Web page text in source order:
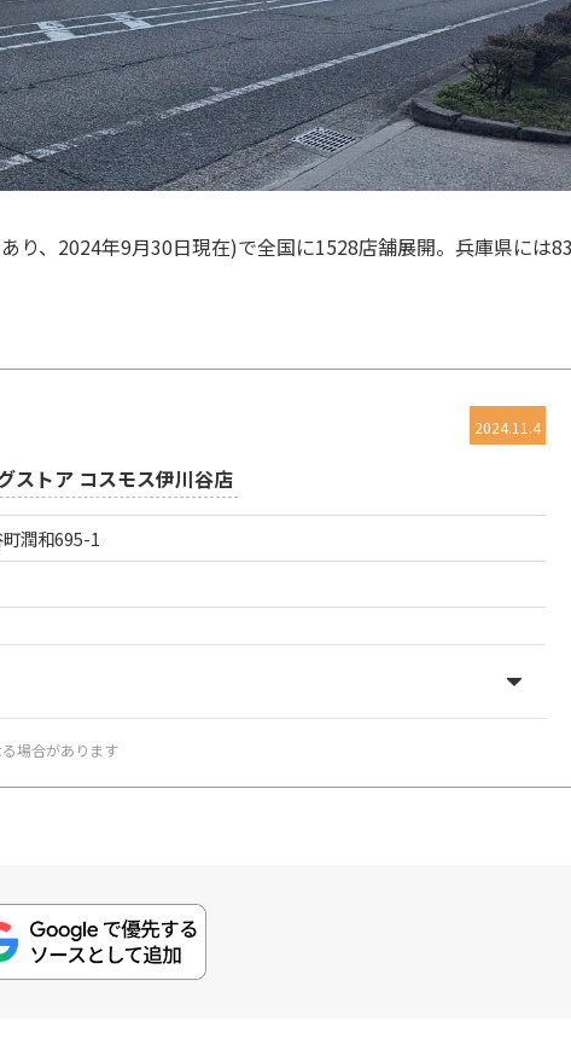
り、2024年9月30日現在)で全国に1528店舗展開。兵庫県には
2024.11.4
ストア コスモス伊川谷店
潤和695-1
場合があります